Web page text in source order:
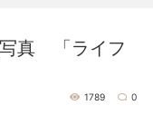
写真 「ライフ
1789 0